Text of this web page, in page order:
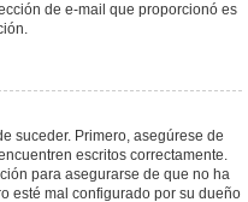
de e-mail que proporcionó es
suceder. Primero, asegúrese de
escritos correctamente.
para asegurarse de que no ha
esté mal configurado por su dueño